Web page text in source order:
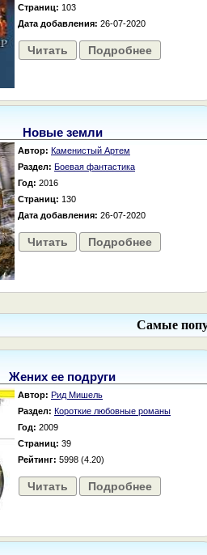
Страниц: 103
Дата добавления: 26-07-2020
Читать Подробнее
Новые земли
Автор: Каменистый Артем
Раздел: Боевая фантастика
Год: 2016
Страниц: 130
Дата добавления: 26-07-2020
Читать Подробнее
Самые
Жених ее подруги
Автор: Рид Мишель
Раздел: Короткие любовные романы
Год: 2009
Страниц: 39
Рейтинг: 5998 (4.20)
Читать Подробнее